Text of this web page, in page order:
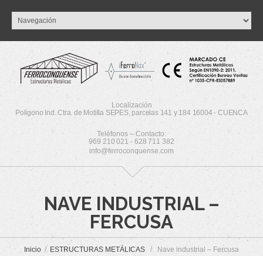
Localización
Polígono Ind. Ctra. de Motilla SEPES, parcelas 141 y 184 16004 - CUENCA
Teléfonos – Contacto:
969 210 021 - 628 711 382
info@ferroconquense.com
NAVE INDUSTRIAL –
FERCUSA
Inicio ESTRUCTURAS METÁLICAS Nave industrial – Fercusa